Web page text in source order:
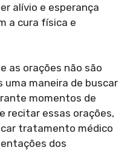
alívio e esperança
a cura física e
as orações não são
uma maneira de buscar
momentos de
recitar essas orações,
tratamento médico
dos